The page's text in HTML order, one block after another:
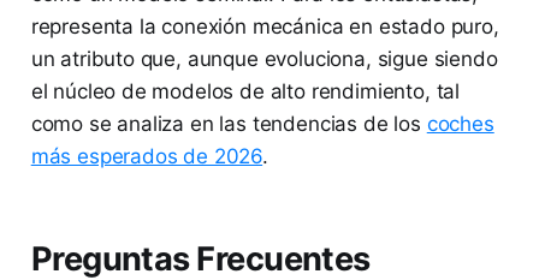
representa la conexión mecánica en estado puro,
un atributo que, aunque evoluciona, sigue siendo
el núcleo de modelos de alto rendimiento, tal
como se analiza en las tendencias de los coches
más esperados de 2026.
Preguntas Frecuentes